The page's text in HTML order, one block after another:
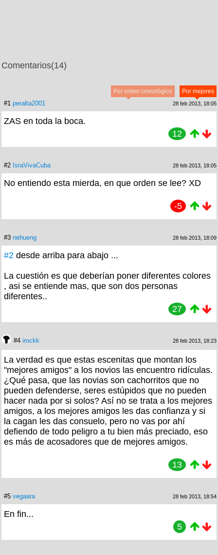
Comentarios(14)
Por mejores
Por orden cronológico
#1 peralta2001 28 feb 2013, 18:05
ZAS en toda la boca.
12
#2 IsraVivaCuba 28 feb 2013, 18:05
No entiendo esta mierda, en que orden se lee? XD
-5
#3 nehueng 28 feb 2013, 18:09
#2 desde arriba para abajo ...
La cuestión es que deberían poner diferentes colores
, asi se entiende mas, que son dos personas
diferentes..
27
#4 irockk 28 feb 2013, 18:23
La verdad es que estas escenitas que montan los
"mejores amigos" a los novios las encuentro ridículas.
¿Qué pasa, que las novias son cachorritos que no
pueden defenderse, seres estúpidos que no pueden
hacer nada por si solos? Así no se trata a los mejores
amigos, a los mejores amigos les das confianza y si
la cagan les das consuelo, pero no vas por ahí
defiendo de todo peligro a tu bien más preciado, eso
es más de acosadores que de mejores amigos.
13
#5 vegaara 28 feb 2013, 18:54
En fin...
5